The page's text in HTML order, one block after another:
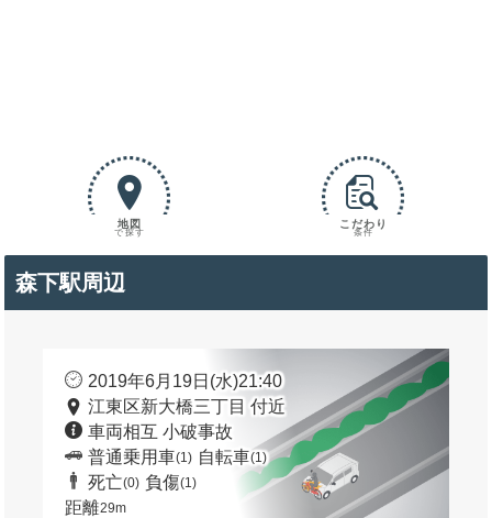
地図
で探す
こだわり
条件
森下駅周辺
2019年6月19日(水)21:40
江東区新大橋三丁目 付近
車両相互 小破事故
普通乗用車(1) 自転車(1)
死亡(0) 負傷(1)
距離29m